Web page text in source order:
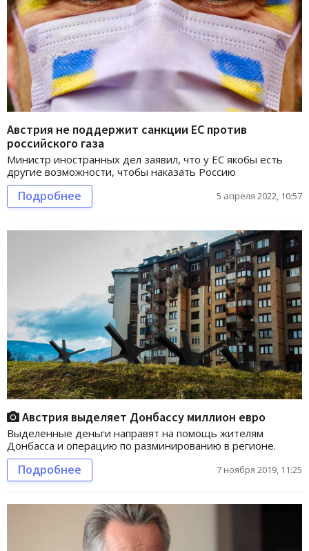
Австрия не поддержит санкции ЕС против
российского газа
Министр иностранных дел заявил, что у ЕС якобы есть
другие возможности, чтобы наказать Россию
Подробнее 5 апреля 2022, 10:57
Австрия выделяет Донбассу миллион евро
Выделенные деньги направят на помощь жителям
Донбасса и операцию по разминированию в регионе.
Подробнее 7 ноября 2019, 11:25